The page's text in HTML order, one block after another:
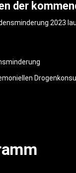
der
2023